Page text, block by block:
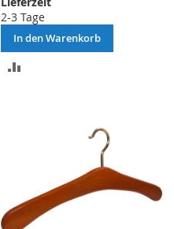
2-3 Tage
In den Warenkorb